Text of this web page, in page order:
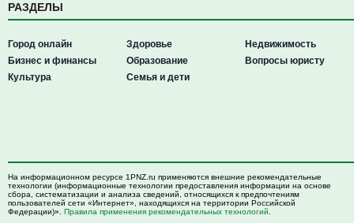
РАЗДЕЛЫ
Город онлайн
Бизнес и финансы
Культура
Здоровье
Образование
Семья и дети
Недвижимость
Вопросы юристу
На информационном ресурсе 1PNZ.ru применяются внешние рекомендательные
технологии (информационные технологии предоставления информации на основе
сбора, систематизации и анализа сведений, относящихся к предпочтениям
пользователей сети «Интернет», находящихся на территории Российской
Федерации)». Правила применения рекомендательных технологий